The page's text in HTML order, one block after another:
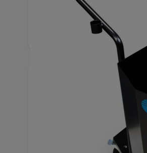
Fatvagn (28645) med tre
mm. Invallning för alla fat